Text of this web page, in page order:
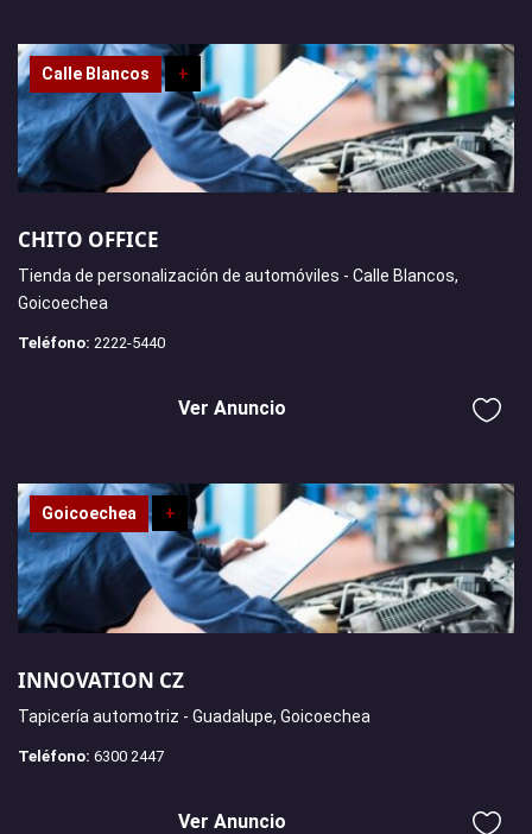
Calle Blancos +
CHITO OFFICE
Tienda de personalización de automóviles - Calle Blancos,
Goicoechea
Teléfono: 2222-5440
Ver Anuncio
Goicoechea +
INNOVATION CZ
Tapicería automotriz - Guadalupe, Goicoechea
Teléfono: 6300 2447
Ver Anuncio